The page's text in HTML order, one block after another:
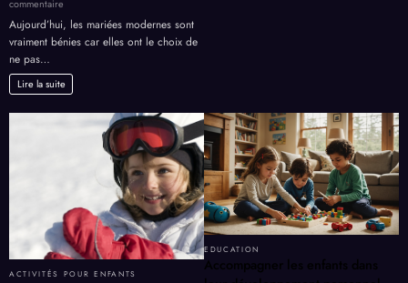
commentaire
La
beauté
d’une
de
mariée
à
Aujourd’hui, les mariées modernes sont
vraiment bénies car elles ont le choix de
ne pas…
Lire la suite
ACTIVITÉS POUR ENFANTS
EDUCATION
Accompagner les enfants dans